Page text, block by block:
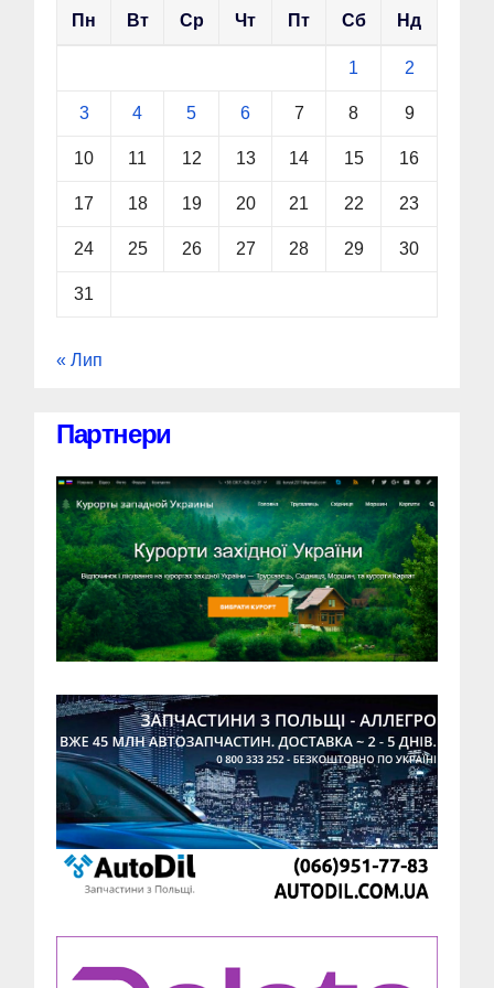
Пн Вт Ср Чт Пт Сб Нд
1 2
3 4 5 6 7 8 9
10 11 12 13 14 15 16
17 18 19 20 21 22 23
24 25 26 27 28 29 30
31
« Лип
Партнери